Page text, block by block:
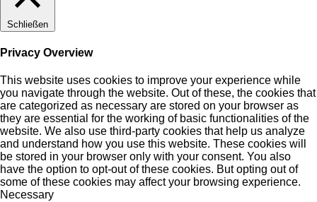
Schließen
Privacy Overview
This website uses cookies to improve your experience while
you navigate through the website. Out of these, the cookies that
are categorized as necessary are stored on your browser as
they are essential for the working of basic functionalities of the
website. We also use third-party cookies that help us analyze
and understand how you use this website. These cookies will
be stored in your browser only with your consent. You also
have the option to opt-out of these cookies. But opting out of
some of these cookies may affect your browsing experience.
Necessary